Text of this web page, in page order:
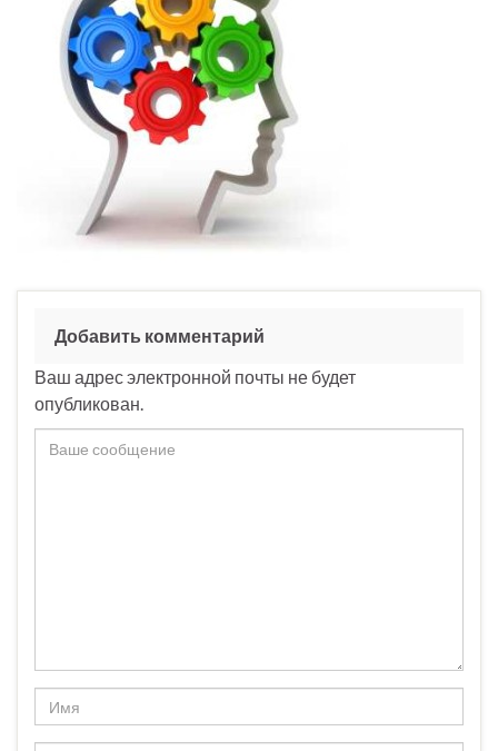
Добавить комментарий
Ваш адрес электронной почты не будет
опубликован.